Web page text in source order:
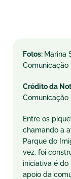
Fotos: Marina
Comunicação
Crédito da
Comunicação
Entre os
chamando a
Parque do
vez, foi
iniciativa é do
apoio da